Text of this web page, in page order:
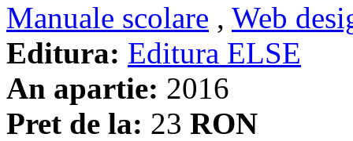
Manuale scolare , Web
Editura: Editura ELSE
An apartie: 2016
Pret de la: 23 RON